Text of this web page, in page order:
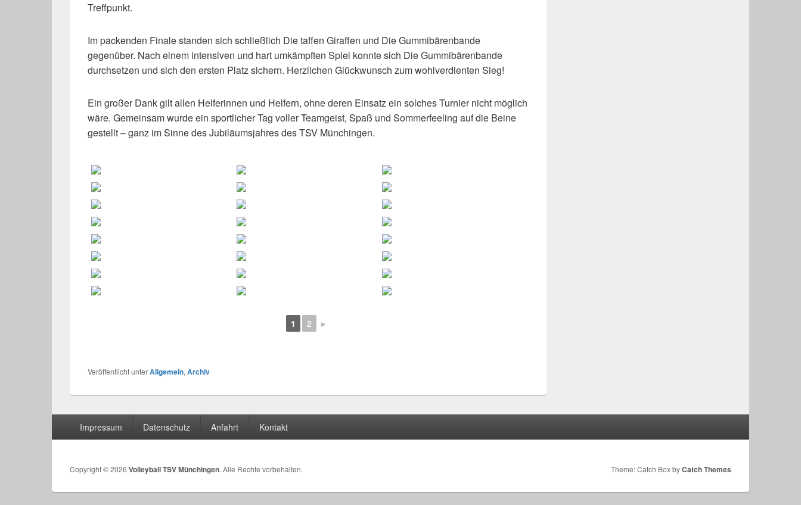
Treffpunkt.
Im packenden Finale standen sich schließlich Die taffen Giraffen und Die Gummibärenbande
gegenüber. Nach einem intensiven und hart umkämpften Spiel konnte sich Die Gummibärenbande
durchsetzen und sich den ersten Platz sichern. Herzlichen Glückwunsch zum wohlverdienten Sieg!
Ein großer Dank gilt allen Helferinnen und Helfern, ohne deren Einsatz ein solches Turnier nicht möglich
wäre. Gemeinsam wurde ein sportlicher Tag voller Teamgeist, Spaß und Sommerfeeling auf die Beine
gestellt – ganz im Sinne des Jubiläumsjahres des TSV Münchingen.
1 2 ►
Veröffentlicht unterAllgemein, Archiv
Impressum Datenschutz Anfahrt Kontakt
Copyright © 2026 Volleyball TSV Münchingen. Alle Rechte vorbehalten. Theme: Catch Box byCatch Themes